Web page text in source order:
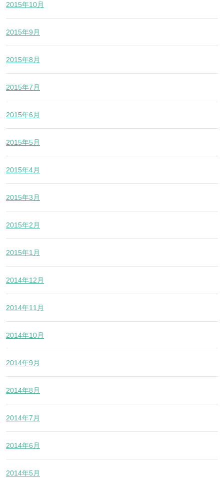
2015年10月
2015年9月
2015年8月
2015年7月
2015年6月
2015年5月
2015年4月
2015年3月
2015年2月
2015年1月
2014年12月
2014年11月
2014年10月
2014年9月
2014年8月
2014年7月
2014年6月
2014年5月